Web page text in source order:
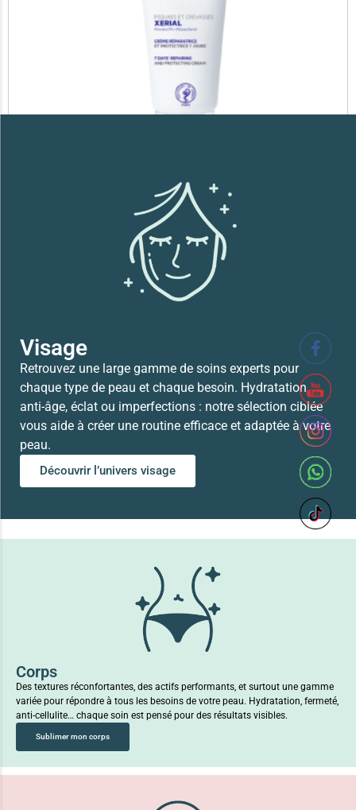
SVR XERIAL FISSURES ET CREVASSES
Visage
Retrouvez une large gamme de soins experts pour
chaque type de peau et chaque besoin. Hydratation,
anti-âge, éclat ou imperfections : notre sélection ciblée
vous aide à créer une routine efficace et adaptée à votre
peau.
Découvrir l’univers visage
Corps
Des textures réconfortantes, des actifs performants, et surtout une gamme
variée pour répondre à tous les besoins de votre peau. Hydratation, fermeté,
anti-cellulite… chaque soin est pensé pour des résultats visibles.
Sublimer mon corps